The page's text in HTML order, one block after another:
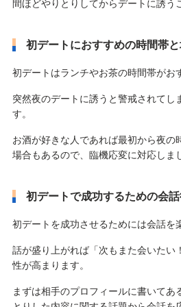
間ほどやりとりしてからデートに誘う
初デートにおすすめの時間帯
初デートはランチやお茶の時間帯がお
突然夜のデートに誘うと警戒されてし
す。
お酒が好きな人であれば最初から夜の
場合もあるので、臨機応変に対応しま
初デートで成功するための会
初デートを成功させるためには会話を
話が盛り上がれば「次もまた会いたい
性が高まります。
まずは相手のプロフィールに書いてあ